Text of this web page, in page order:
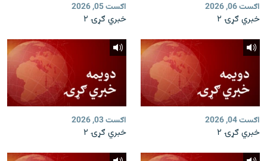
اګست 06, 2026
خبري ګړۍ ۲
اګست 05, 2026
خبري ګړۍ ۲
اګست 04, 2026
خبري ګړۍ ۲
اګست 03, 2026
خبري ګړۍ ۲